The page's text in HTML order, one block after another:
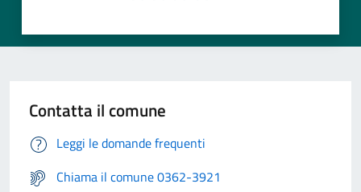
Contatta il comune
Leggi le domande frequenti
Chiama il comune 0362-3921